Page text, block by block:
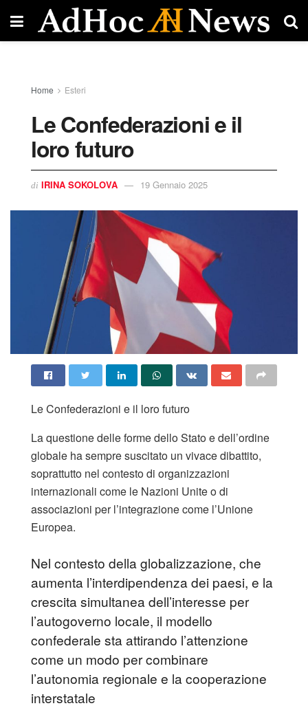
Home Esteri
Le Confederazioni e il
loro futuro
di IRINA SOKOLOVA 19 Gennaio 2025
Le Confederazioni e il loro futuro
La questione delle forme dello Stato e dell’ordine
globale ha sempre suscitato un vivace dibattito,
soprattutto nel contesto di organizzazioni
internazionali come le Nazioni Unite o di
associazioni per l’integrazione come l’Unione
Europea.
Nel contesto della globalizzazione, che
aumenta l’interdipendenza dei paesi, e la
crescita simultanea dell’interesse per
l’autogoverno locale, il modello
confederale sta attirando l’attenzione
come un modo per combinare
l’autonomia regionale e la cooperazione
interstatale